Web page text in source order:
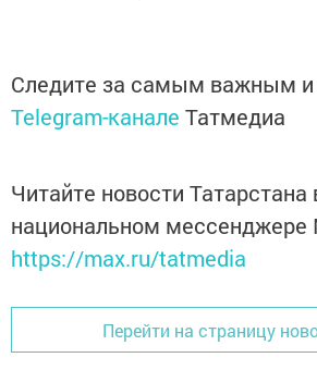
Следите за самым важным
Telegram-канале Татмедиа
Читайте новости Татарстана
национальном мессенджере
https://max.ru/tatmedia
Перейти на страницу